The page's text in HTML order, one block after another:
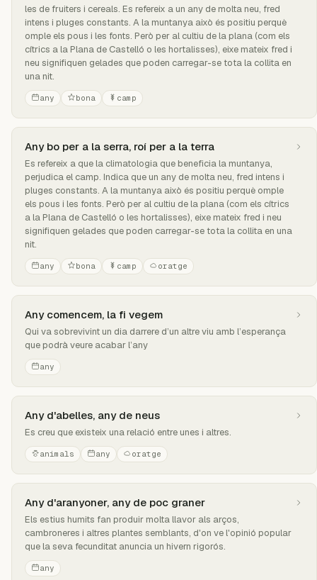
les de fruiters i cereals. Es refereix a un any de molta neu, fred
intens i pluges constants. A la muntanya això és positiu perquè
omple els pous i les fonts. Però per al cultiu de la plana (com els
cítrics a la Plana de Castelló o les hortalisses), eixe mateix fred i
neu signifiquen gelades que poden carregar-se tota la collita en
una nit.
any bona camp
Any bo per a la serra, roí per a la terra
Es refereix a que la climatologia que beneficia la muntanya,
perjudica el camp. Indica que un any de molta neu, fred intens i
pluges constants. A la muntanya això és positiu perquè omple
els pous i les fonts. Però per al cultiu de la plana (com els cítrics
a la Plana de Castelló o les hortalisses), eixe mateix fred i neu
signifiquen gelades que poden carregar-se tota la collita en una
nit.
any bona camp oratge
Any comencem, la fi vegem
Qui va sobrevivint un dia darrere d’un altre viu amb l’esperança
que podrà veure acabar l’any
any
Any d'abelles, any de neus
Es creu que existeix una relació entre unes i altres.
animals any oratge
Any d'aranyoner, any de poc graner
Els estius humits fan produir molta llavor als arços,
cambroneres i altres plantes semblants, d'on ve l'opinió popular
que la seva fecunditat anuncia un hivern rigorós.
any